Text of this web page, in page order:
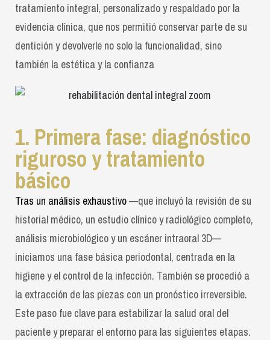
tratamiento integral, personalizado y respaldado por la
evidencia clínica, que nos permitió conservar parte de su
dentición y devolverle no solo la funcionalidad, sino
también la estética y la confianza
1. Primera fase: diagnóstico
riguroso y tratamiento
básico
Tras un análisis exhaustivo—que incluyó la revisión de su
historial médico, un estudio clínico y radiológico completo,
análisis microbiológico y un escáner intraoral 3D—
iniciamos una fase básica periodontal, centrada en la
higiene y el control de la infección. También se procedió a
la extracción de las piezas con un pronóstico irreversible.
Este paso fue clave para estabilizar la salud oral del
paciente y preparar el entorno para las siguientes etapas.